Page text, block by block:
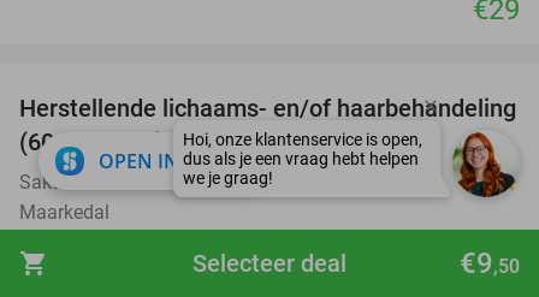
shopping_cart €9,50
Selecteer deal
€29
50%
Herstellende lichaams- en/of haarbehandeling
(60 of 180 min)
Sakura Wellnessfarm 9.6star
Maarkedal
Verkocht: 2
€90
€45
OPEN IN APP close